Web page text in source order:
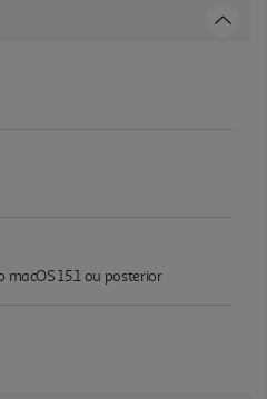
macOS 15.1 ou posterior